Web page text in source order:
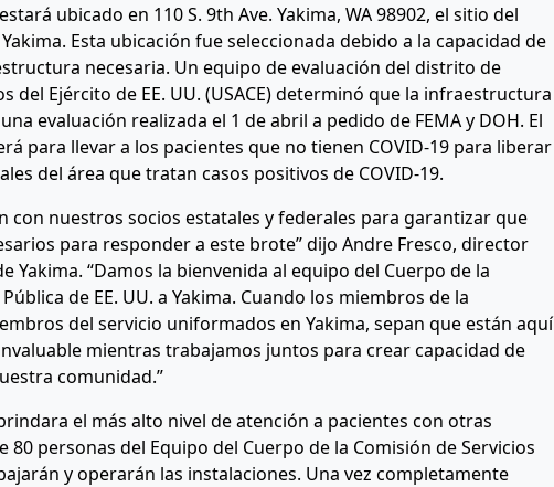
ubicado en 110 S. 9th Ave. Yakima, WA 98902, el sitio del
Esta ubicación fue seleccionada debido a la capacidad de
necesaria. Un equipo de evaluación del distrito de
del Ejército de EE. UU. (USACE) determinó que la infraestructura
evaluación realizada el 1 de abril a pedido de FEMA y DOH. El
para llevar a los pacientes que no tienen COVID-19 para liberar
del área que tratan casos positivos de COVID-19.
con nuestros socios estatales y federales para garantizar que
para responder a este brote” dijo Andre Fresco, director
Yakima. “Damos la bienvenida al equipo del Cuerpo de la
de EE. UU. a Yakima. Cuando los miembros de la
del servicio uniformados en Yakima, sepan que están aquí
mientras trabajamos juntos para crear capacidad de
comunidad.”
el más alto nivel de atención a pacientes con otras
80 personas del Equipo del Cuerpo de la Comisión de Servicios
y operarán las instalaciones. Una vez completamente